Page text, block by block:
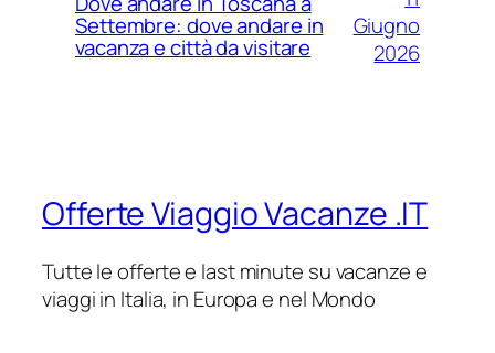
Settembre: dove andare in
vacanza e città da visitare
Giugno
2026
Offerte Viaggio Vacanze .IT
Tutte le offerte e last minute su vacanze e
viaggi in Italia, in Europa e nel Mondo